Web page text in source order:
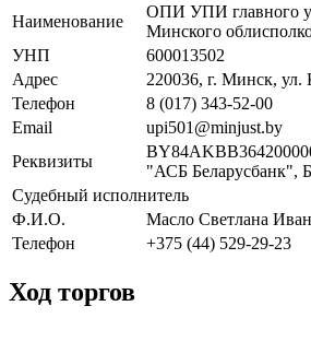
Наименование
ОПИ УПИ главного
Минского
УНП
600013502
Адрес
220036, г. Минск, ул.
Телефон
8 (017) 343-52-00
Email
upi501@minjust.by
Реквизиты
"АСБ
Судебный исполнитель
Ф.И.О.
Масло Светлана
Телефон
+375 (44) 529-29-23
Ход торгов